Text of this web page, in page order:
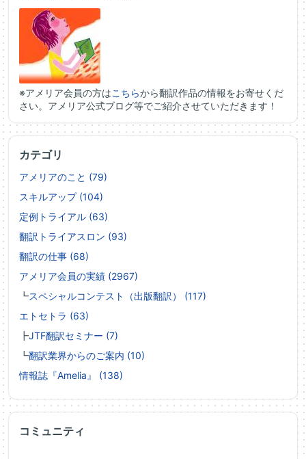
※アメリア会員の方はこちらから翻訳作品の情報をお寄せくだ
さい。アメリア公式ブログ等でご紹介させていただきます！
カテゴリ
アメリアのこと (79)
スキルアップ (104)
定例トライアル (63)
翻訳トライアスロン (93)
翻訳の仕事 (68)
アメリア会員の実績 (2967)
┗スペシャルコンテスト（出版翻訳） (117)
エトセトラ (63)
┣JTF翻訳セミナー (7)
┗翻訳業界からのご案内 (10)
情報誌『Amelia』 (138)
コミュニティ